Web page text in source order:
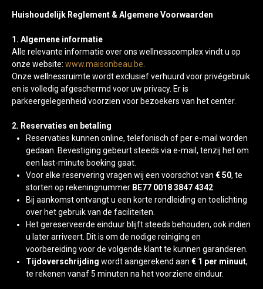
Huishoudelijk Reglement & Algemene Voorwaarden
1. Algemene informatie
Alle relevante informatie over ons wellnesscomplex vindt u op
onze website: www.maisonbeau.be
Onze wellnessruimte wordt exclusief verhuurd voor privégebruik
en is volledig afgeschermd voor uw privacy. Er is
parkeergelegenheid voorzien voor bezoekers van het center.
2. Reservaties en betaling
Reservaties kunnen online, telefonisch of per e-mail worden
gedaan. Bevestiging gebeurt steeds via e-mail, tenzij het om
een last-minute boeking gaat.
Voor elke reservering vragen wij een voorschot van € 50, te
storten op rekeningnummer BE77 0018 3847 4342
Bij aankomst ontvangt u een korte rondleiding en toelichting
over het gebruik van de faciliteiten.
Het gereserveerde einduur blijft steeds behouden, ook indien
u later arriveert. Dit is om de nodige reiniging en
voorbereiding voor de volgende klant te kunnen garanderen.
Tijdoverschrijding wordt aangerekend aan € 1 per minuut,
te rekenen vanaf 5 minuten na het voorziene einduur.